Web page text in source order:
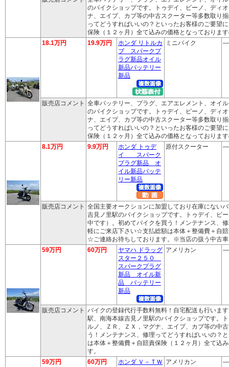
のバイクショップです。トゥデイ、ビーノ、ディ
ナ、エイプ、カブ等の中古スクーター等多数取り
ってどうすればいいの？といったお客様のご要望
保険（１２ヶ月）全て込みの価格となっておりま
18.1万円
19.9万円
ホンダ リトルカ
ブ スパークプ
ラグ新品オイル
新品バッテリー
新品
ミニバイク ―
販売店コメント 全車バッテリー、プラグ、エアエレメント、オイ
のバイクショップです。トゥデイ、ビーノ、ディ
ナ、エイプ、カブ等の中古スクーター等多数取り
ってどうすればいいの？といったお客様のご要望
保険（１２ヶ月）全て込みの価格となっておりま
8.1万円
9.9万円
ホンダ トゥデ
イ スパーク
プラグ新品 オ
イル新品バッテ
リー新品
原付スクーター ―
販売店コメント 全国主要オークションに加盟しており在庫にない
吉見ノ里駅のバイクショップです。トゥデイ、ビ
中です）。初めてバイクを買う！メンテナンス、
軽にご来店下さい☆支払総額は本体＋整備費＋自
☆ご連絡お待ちしております。※当店の扱う中古
59万円
60万円
ヤマハ ドラッグ
スター２５０
スパークプラグ
新品 オイル新
品 バッテリー
新品
アメリカン ―
販売店コメント バイクの登録代行手数料無料！自宅配送も行いま
駅、南海本線吉見ノ里駅のバイクショップです。
ルノ、ＺＲ、ＺＸ，マグナ、エイプ、カブ等の中
う！メンテナンス、修理ってどうすればいいの？
は本体＋整備費＋自賠責保険（１２ヶ月）全て込
す。
59万円
60万円
ホンダ Ｖ－ＴＷ アメリカン ―